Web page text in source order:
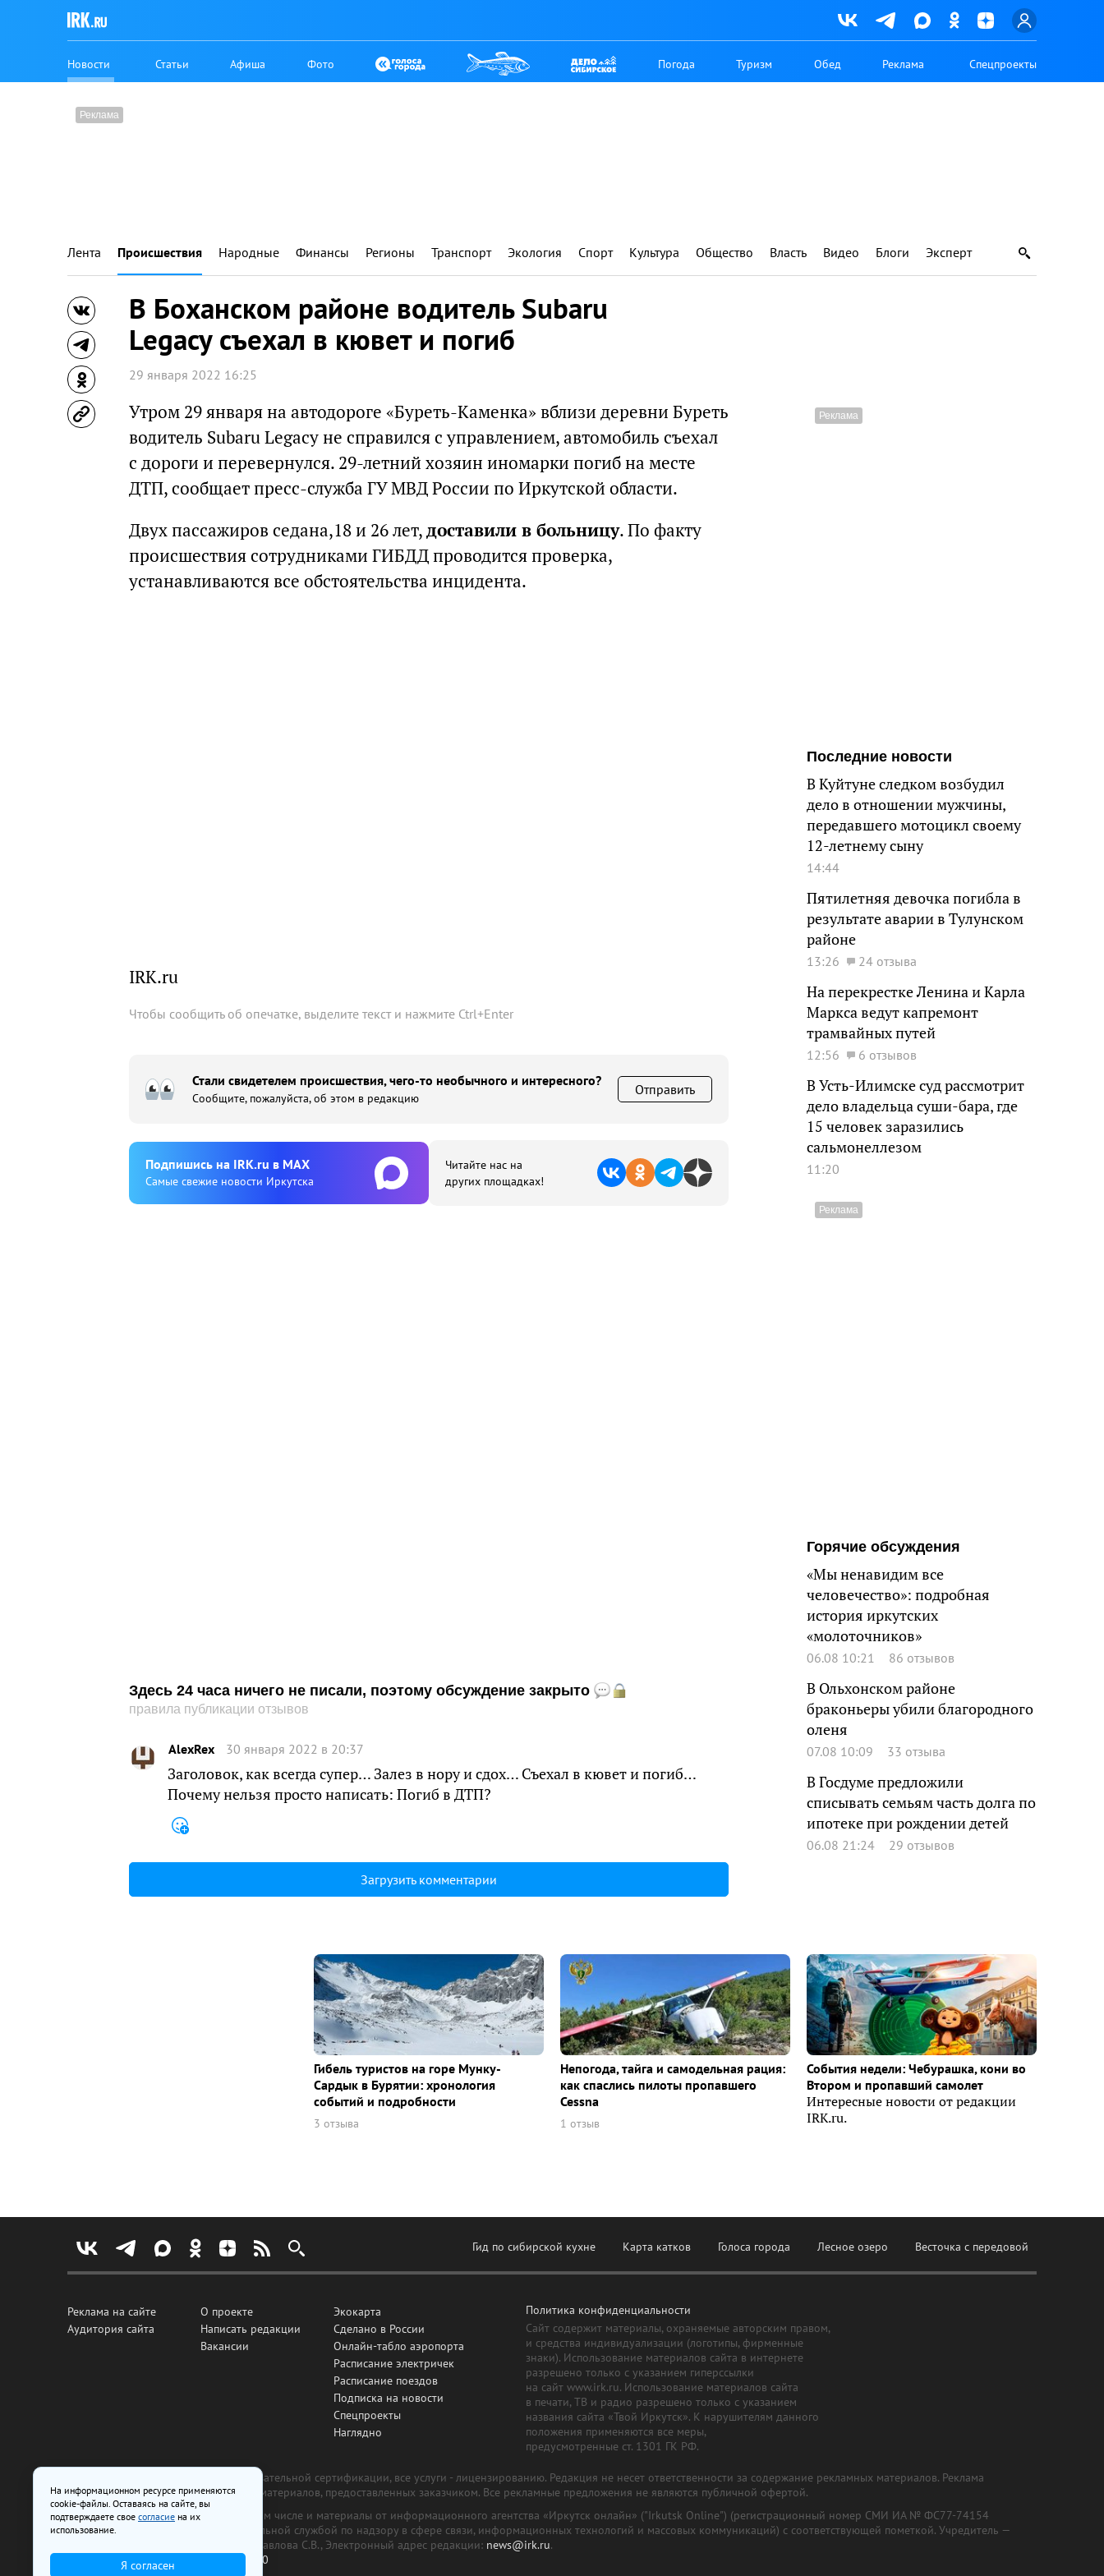
Новости Статьи Афиша Фото Погода Туризм Обед Реклама Спецпроекты
Лента Происшествия Народные Финансы Регионы Транспорт Экология Спорт Культура Общество Власть Видео Блоги Эксперт
В Боханском районе водитель Subaru
Legacy съехал в кювет и погиб
29 января 2022 16:25
Утром 29 января на автодороге «Буреть-Каменка» вблизи деревни Буреть
водитель Subaru Legacy не справился с управлением, автомобиль съехал
с дороги и перевернулся. 29-летний хозяин иномарки погиб на месте
ДТП, сообщает пресс-служба ГУ МВД России по Иркутской области.
Двух пассажиров седана,18 и 26 лет,доставили в больницу. По факту
происшествия сотрудниками ГИБДД проводится проверка,
устанавливаются все обстоятельства инцидента.
IRK.ru
Чтобы сообщить об опечатке, выделите текст и нажмите Ctrl+Enter
Стали свидетелем происшествия, чего-то необычного и интересного?
Сообщите, пожалуйста, об этом в редакцию
Отправить
Подпишиcь на IRK.ru в MAX
Cамые свежие новости Иркутска
Читайте нас на
других площадках!
Здесь 24 часа ничего не писали, поэтому обсуждение закрыто
правила публикации отзывов
AlexRex 30 января 2022 в 20:37
Заголовок, как всегда супер… Залез в нору и сдох… Съехал в кювет и погиб…
Почему нельзя просто написать: Погиб в ДТП?
Загрузить комментарии
Последние новости
В Куйтуне следком возбудил
дело в отношении мужчины,
передавшего мотоцикл своему
12-летнему сыну
14:44
Пятилетняя девочка погибла в
результате аварии в Тулунском
районе
13:26 24 отзыва
На перекрестке Ленина и Карла
Маркса ведут капремонт
трамвайных путей
12:56 6 отзывов
В Усть-Илимске суд рассмотрит
дело владельца суши-бара, где
15 человек заразились
сальмонеллезом
11:20
Горячие обсуждения
«Мы ненавидим все
человечество»: подробная
история иркутских
«молоточников»
06.08 10:21 86 отзывов
В Ольхонском районе
браконьеры убили благородного
оленя
07.08 10:09 33 отзыва
В Госдуме предложили
списывать семьям часть долга по
ипотеке при рождении детей
06.08 21:24 29 отзывов
Гибель туристов на горе Мунку-
Сардык в Бурятии: хронология
событий и подробности
3 отзыва
Непогода, тайга и самодельная рация:
как спаслись пилоты пропавшего
Cessna
1 отзыв
События недели: Чебурашка, кони во
Втором и пропавший самолет
Интересные новости от редакции
IRK.ru.
Гид по сибирской кухне Карта катков Голоса города Лесное озеро Весточка с передовой
Реклама на сайте
Аудитория сайта
О проекте
Написать редакции
Вакансии
Экокарта
Сделано в России
Онлайн-табло аэропорта
Расписание электричек
Расписание поездов
Подписка на новости
Спецпроекты
Наглядно
Политика конфиденциальности
Сайт содержит материалы, охраняемые авторским правом,
и средства индивидуализации (логотипы, фирменные
знаки). Использование материалов сайта в интернете
разрешено только с указанием гиперссылки
на сайт www.irk.ru. Использование материалов сайта
в печати, ТВ и радио разрешено только с указанием
названия сайта «Твой Иркутск». К нарушителям данного
положения применяются все меры,
предусмотренные ст. 1301 ГК РФ.
Все рекламные товары подлежат обязательной сертификации, все услуги - лицензированию. Редакция не несет ответственности за содержание рекламных материалов. Реклама
изготовлена и размещена на основе материалов, предоставленных заказчиком. Все рекламные предложения не являются публичной офертой.
На сайте www.irk.ru размещаются в том числе и материалы от информационного агентства «Иркутск онлайн» ("Irkutsk Online") (регистрационный номер СМИ ИА № ФС77-74154
от 29 октября 2018 г., выдан Федеральной службой по надзору в сфере связи, информационных технологий и массовых коммуникаций) с соответствующей пометкой. Учредитель —
ООО «Ирк.ру». Главный редактор — Павлова С.В., Электронный адрес редакции: news@irk.ru.
Телефон редакции:
+7 (3952) 48-88-50
На информационном ресурсе применяются
cookie-файлы. Оставаясь на сайте, вы
подтверждаете свое согласие на их
использование.
Я согласен